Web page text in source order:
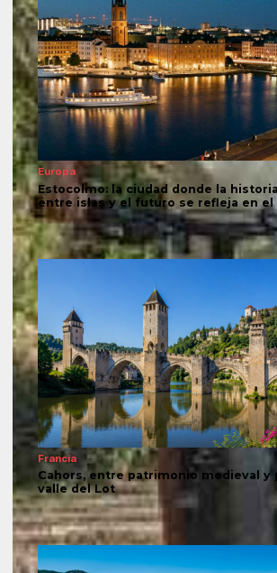
Europa
Estocolmo: la ciudad donde la
entre islas y el futuro se refleja en el
Francia
Cahors, entre patrimonio medieval y
valle del Lot